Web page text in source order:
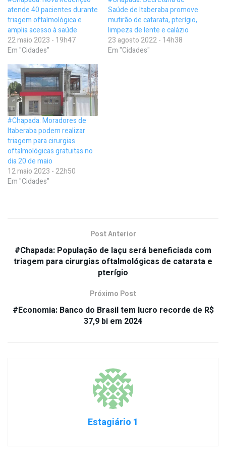
atende 40 pacientes durante
triagem oftalmológica e
amplia acesso à saúde
22 maio 2023 - 19h47
Em "Cidades"
Saúde de Itaberaba promove
mutirão de catarata, pterígio,
limpeza de lente e calázio
23 agosto 2022 - 14h38
Em "Cidades"
#Chapada: Moradores de
Itaberaba podem realizar
triagem para cirurgias
oftalmológicas gratuitas no
dia 20 de maio
12 maio 2023 - 22h50
Em "Cidades"
Post Anterior
#Chapada: População de Iaçu será beneficiada com
triagem para cirurgias oftalmológicas de catarata e
pterígio
Próximo Post
#Economia: Banco do Brasil tem lucro recorde de R$
37,9 bi em 2024
Estagiário 1